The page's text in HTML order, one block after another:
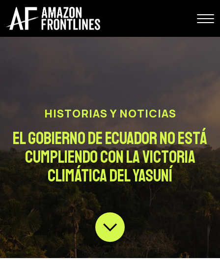
HISTORIAS Y NOTICIAS
El Gobierno de Ecuador No Está
Cumpliendo con la Victoria
Climática del Yasuní